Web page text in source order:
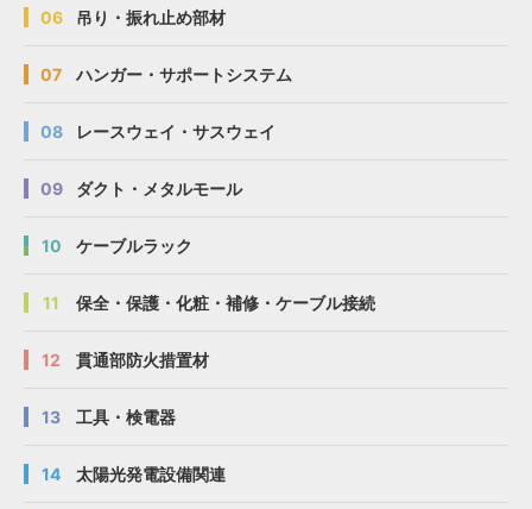
06 吊り・振れ止め部材
07 ハンガー・サポートシステム
08 レースウェイ・サスウェイ
09 ダクト・メタルモール
10 ケーブルラック
11 保全・保護・化粧・補修・ケーブル接続
12 貫通部防火措置材
13 工具・検電器
14 太陽光発電設備関連